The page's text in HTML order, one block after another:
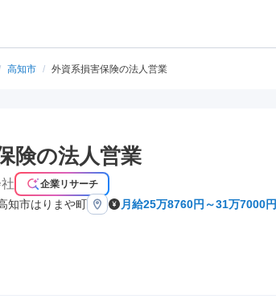
高知市 / 外資系損害保険の法人営業
険の法人営業
企業リサーチ
知市はりまや町 月給25万8760円～31万7000円